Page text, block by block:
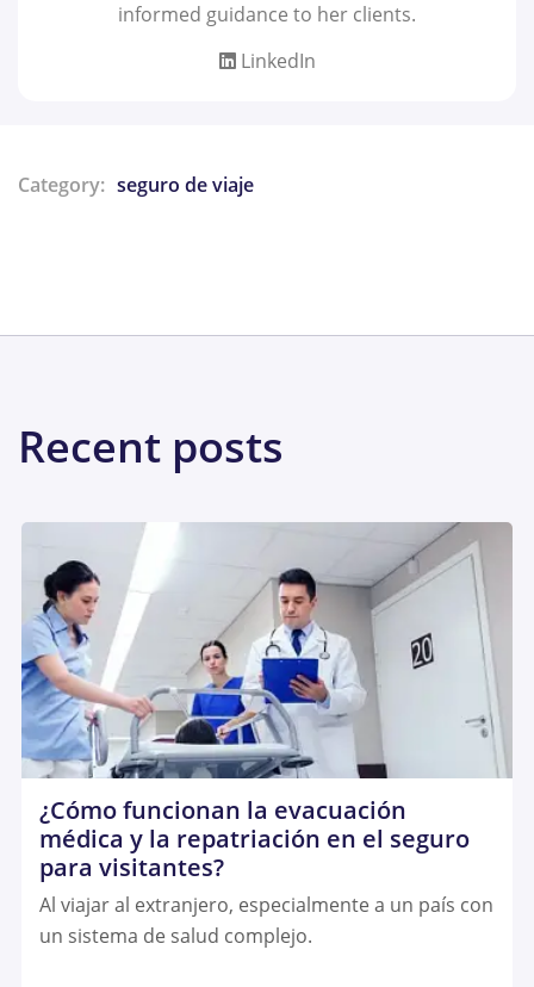
informed guidance to her clients.
LinkedIn
Category: seguro de viaje
Recent posts
¿Cómo funcionan la evacuación
médica y la repatriación en el seguro
para visitantes?
Al viajar al extranjero, especialmente a un país con
un sistema de salud complejo.